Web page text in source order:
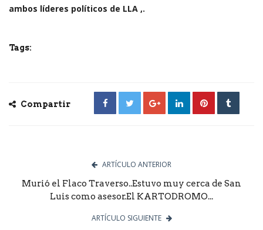
ambos líderes políticos de LLA ,.
Tags:
Compartir
ARTÍCULO ANTERIOR
Murió el Flaco Traverso..Estuvo muy cerca de San
Luis como asesor.El KARTODROMO...
ARTÍCULO SIGUIENTE